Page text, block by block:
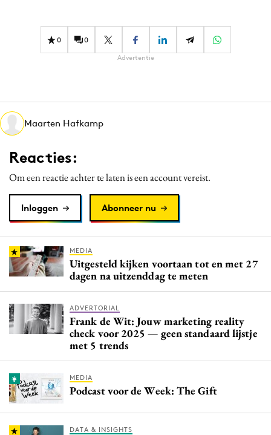
Gedragsverandering
Martech
Media
PR
Programmatic
Purpose Marketing
Reputatie & crisis
0 0
Advertentie
Maarten Hafkamp
Reacties:
Om een reactie achter te laten is een account vereist.
Inloggen Abonneer nu
MEDIA
Uitgesteld kijken voortaan tot en met 27
dagen na uitzenddag te meten
ADVERTORIAL
Frank de Wit: Jouw marketing reality
check voor 2025 — geen standaard lijstje
met 5 trends
MEDIA
Podcast voor de Week: The Gift
DATA & INSIGHTS